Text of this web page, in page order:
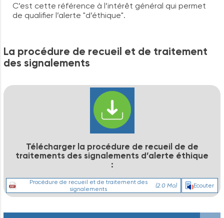
C’est cette référence à l’intérêt général qui permet
de qualifier l’alerte "d’éthique".
La procédure de recueil et de traitement
des signalements
Télécharger la procédure de recueil de de
traitements des signalements d’alerte éthique
:
Procédure de recueil et de traitement des
signalements
(2.0 Mo) Ecouter